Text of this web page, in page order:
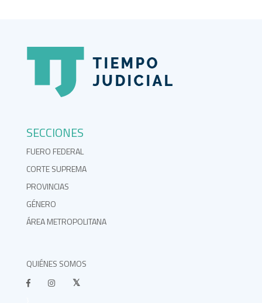
SECCIONES
FUERO FEDERAL
CORTE SUPREMA
PROVINCIAS
GÉNERO
ÁREA METROPOLITANA
QUIÉNES SOMOS